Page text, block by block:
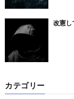
改憲し
カテゴリー